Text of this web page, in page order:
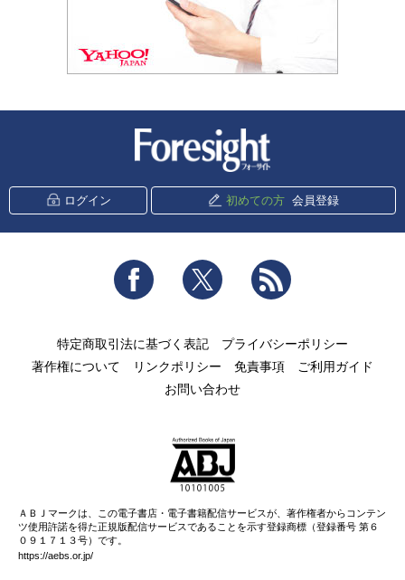
ログイン 初めての方 会員登録
Facebook Twitter
特定商取引法に基づく表記
プライバシーポリシー
著作権について
リンクポリシー 免責事項
ご利用ガイド
お問い合わせ
ＡＢＪマークは、この電子書店・電子書籍配信サービスが、著作権者からコンテン
ツ使用許諾を得た正規版配信サービスであることを示す登録商標（登録番号 第６
０９１７１３号）です。
https://aebs.or.jp/